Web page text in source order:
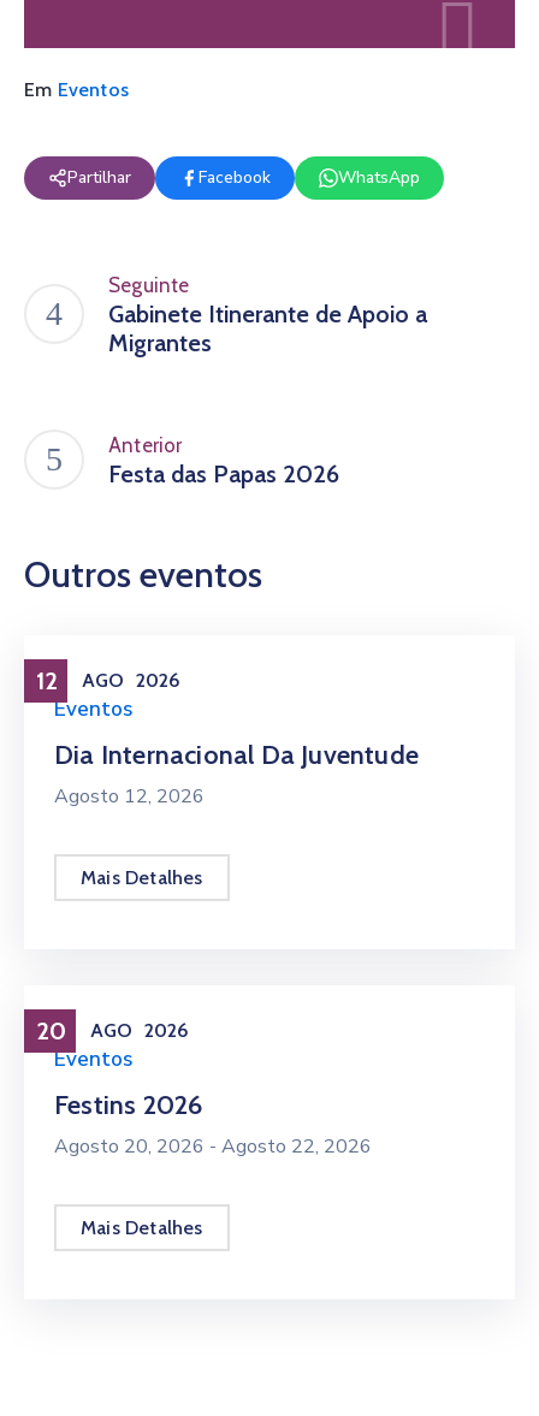
Em Eventos
Partilhar Facebook WhatsApp
Seguinte
Gabinete Itinerante de Apoio a
Migrantes
Anterior
Festa das Papas 2026
Outros eventos
12 AGO 2026
Eventos
Dia Internacional Da Juventude
Agosto 12, 2026
Mais Detalhes
20 AGO 2026
Eventos
Festins 2026
Agosto 20, 2026 - Agosto 22, 2026
Mais Detalhes